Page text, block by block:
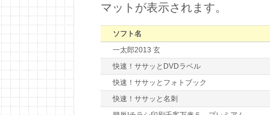
マットが表示されます。
ソフト名
一太郎2013 玄
快速！ササッとDVDラベル
快速！ササッとフォトブック
快速！ササッと名刺